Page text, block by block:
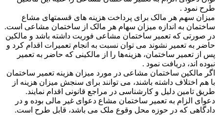
طرح نمود .
میزان سهم هر مالک برای پرداخت هزینه های قسمتهای مشاع
ساختمان به اندازه میزان سهام هر مالک از ساختمان مشاعی است.
در صورتی که تعمیر ساختمان مشاعی فوریت داشته باشد و مالکین
حاضر به تعمیر نشوند می توان نسبت به انجام تعمیرات اقدام کرد و
پس از تعمیر ساختمان، هزینه‌ها را از مالکینی که حاضر به تعمیر
نبوده اند، دریافت نمود .
اگر مالکین ساختمان مشاعی در مورد میزان هزینه تعمیر ساختمان
با هم اختلاف داشته باشند، می توانند برای سنجش میزان هزینه از
طریق تامین دلیل و کارشناسی در مراجع قانونی اقدام نمایند.
دعوای الزام به تعمیر ساختمان مشاع دعوای غیر مالی بوده و در
دادگاهی که در حوزه محل وقوع ملک می باشد، قابل طرح است.